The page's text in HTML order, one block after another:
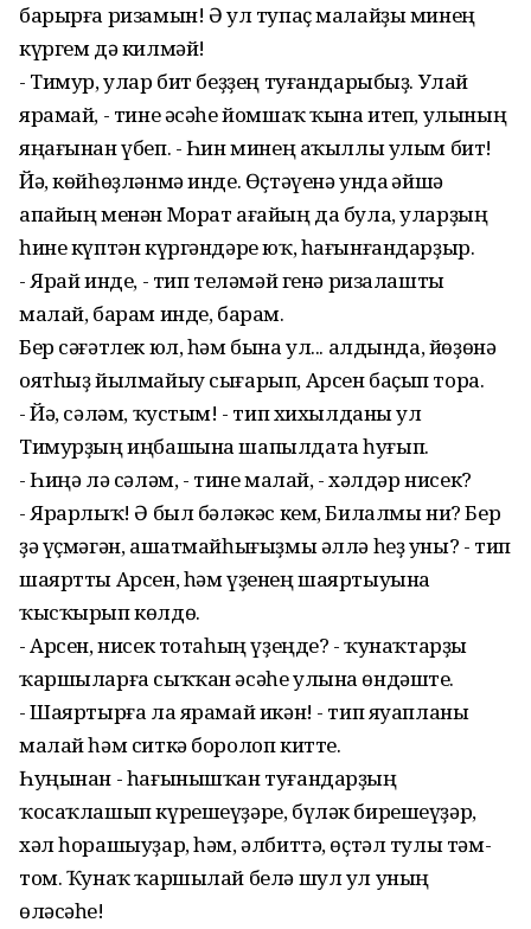
барырға ризамын! Ә ул тупаҫ малайҙы минең
күргем дә килмәй!
- Тимур, улар бит беҙҙең туғандарыбыҙ. Улай
ярамай, - тине әсәһе йомшаҡ ҡына итеп, улының
яңағынан үбеп. - Һин минең аҡыллы улым бит!
Йә, көйһөҙләнмә инде. Өҫтәүенә унда Ғәйшә
апайың менән Морат ағайың да була, уларҙың
һине күптән күргәндәре юҡ, һағынғандарҙыр.
- Ярай инде, - тип теләмәй генә ризалашты
малай, барам инде, барам.
Бер сәғәтлек юл, һәм бына ул... алдында, йөҙөнә
оятһыҙ йылмайыу сығарып, Арсен баҫып тора.
- Йә, сәләм, ҡустым! - тип хихылданы ул
Тимурҙың иңбашына шапылдата һуғып.
- Һиңә лә сәләм, - тине малай, - хәлдәр нисек?
- Ярарлыҡ! Ә был бәләкәс кем, Билалмы ни? Бер
ҙә үҫмәгән, ашатмайһығыҙмы әллә һеҙ уны? - тип
шаяртты Арсен, һәм үҙенең шаяртыуына
ҡысҡырып көлдө.
- Арсен, нисек тотаһың үҙеңде? - ҡунаҡтарҙы
ҡаршыларға сыҡҡан әсәһе улына өндәште.
- Шаяртырға ла ярамай икән! - тип яуапланы
малай һәм ситкә боролоп китте.
Һуңынан - һағынышҡан туғандарҙың
ҡосаҡлашып күрешеүҙәре, бүләк бирешеүҙәр,
хәл һорашыуҙар, һәм, әлбиттә, өҫтәл тулы тәм-
том. Ҡунаҡ ҡаршылай белә шул ул уның
өләсәһе!